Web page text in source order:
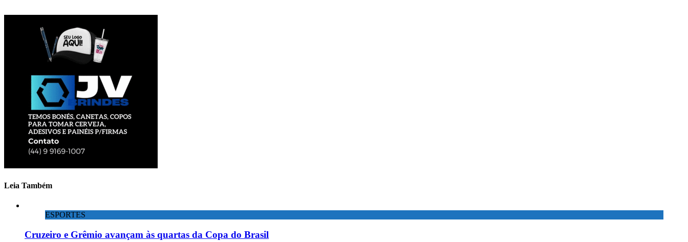
Leia Também
ESPORTES
Cruzeiro e Grêmio avançam às quartas da Copa do Brasil